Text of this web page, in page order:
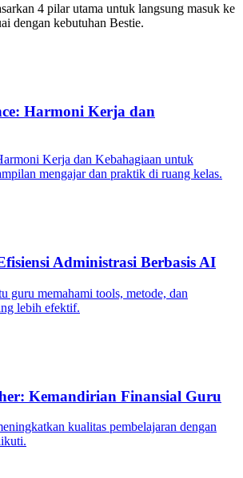
4 pilar utama untuk langsung masuk ke
dengan kebutuhan Bestie.
Harmoni Kerja dan
Kerja dan Kebahagiaan untuk
mengajar dan praktik di ruang kelas.
Administrasi Berbasis AI
guru memahami tools, metode, dan
lebih efektif.
Kemandirian Finansial Guru
kualitas pembelajaran dengan